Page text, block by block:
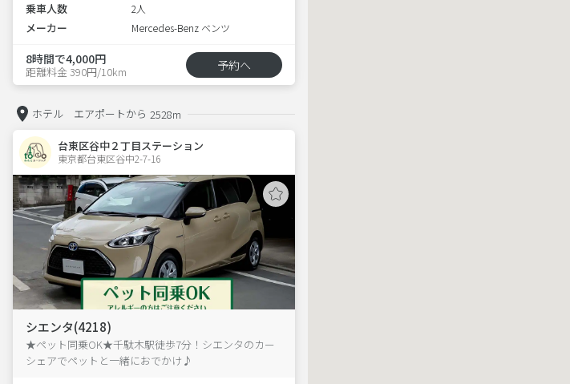
乗車人数 2人
メーカー Mercedes-Benz ベンツ
8時間で4,000円
距離料金 390円/10km 予約へ
ホテル エアポートから 2528m
台東区谷中２丁目ステーション
東京都台東区谷中2-7-16
シエンタ(4218)
★ペット同乗OK★千駄木駅徒歩7分！シエンタのカー
シェアでペットと一緒におでかけ♪